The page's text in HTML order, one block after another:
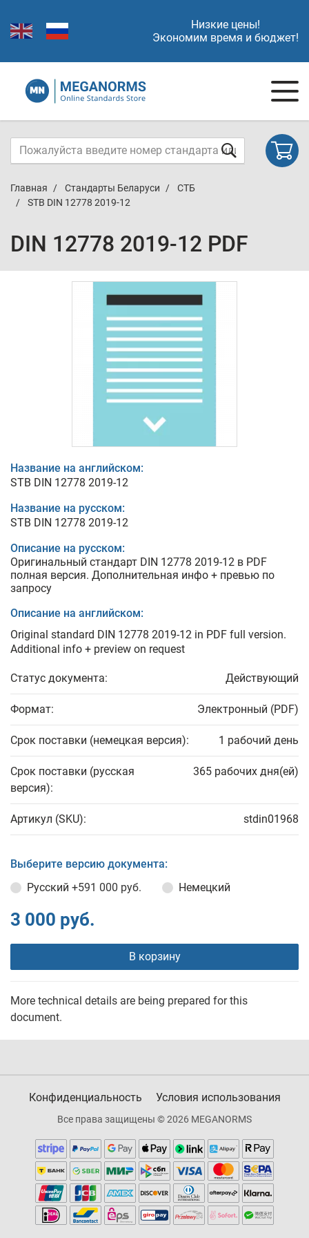
Низкие цены!
Экономим время и бюджет!
Главная Стандарты Беларуси
СТБ
STB DIN 12778 2019-12
DIN 12778 2019-12 PDF
Название на английском:
STB DIN 12778 2019-12
Название на русском:
STB DIN 12778 2019-12
Описание на русском:
Оригинальный стандарт DIN 12778 2019-12 в PDF
полная версия. Дополнительная инфо + превью по
запросу
Описание на английском:
Original standard DIN 12778 2019-12 in PDF full version.
Additional info + preview on request
Статус документа: Действующий
Формат: Электронный (PDF)
Срок поставки (немецкая версия): 1 рабочий день
Срок поставки (русская
версия):
365 рабочих дня(ей)
Артикул (SKU): stdin01968
Выберите версию документа:
Русский +591 000 руб. Немецкий
3 000 руб.
В корзину
More technical details are being prepared for this
document.
Конфиденциальность Условия использования
Все права защищены © 2026 MEGANORMS